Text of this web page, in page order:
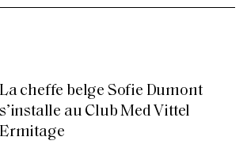
La cheffe belge Sofie Dumont
s’installe au Club Med Vittel
Ermitage